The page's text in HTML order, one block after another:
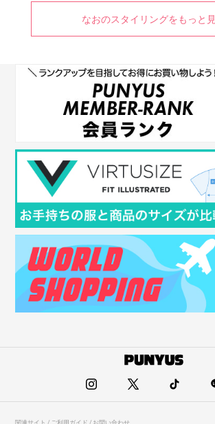
なおのスタイリングをもっと